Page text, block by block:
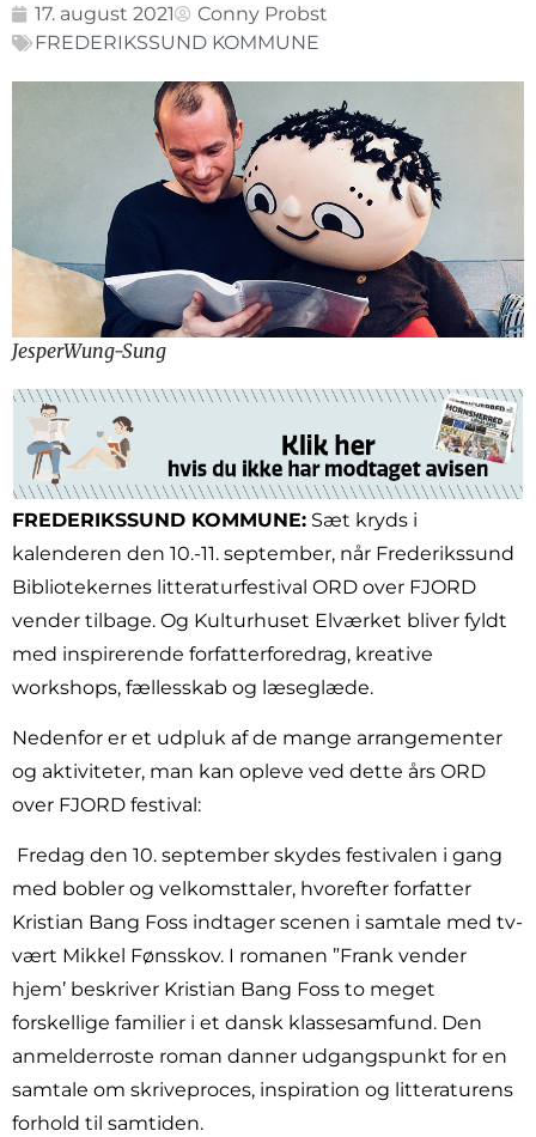
17. august 2021
Conny Probst
FREDERIKSSUND KOMMUNE
JesperWung-Sung
FREDERIKSSUND KOMMUNE: Sæt kryds i
kalenderen den 10.-11. september, når Frederikssund
Bibliotekernes litteraturfestival ORD over FJORD
vender tilbage. Og Kulturhuset Elværket bliver fyldt
med inspirerende forfatterforedrag, kreative
workshops, fællesskab og læseglæde.
Nedenfor er et udpluk af de mange arrangementer
og aktiviteter, man kan opleve ved dette års ORD
over FJORD festival:
Fredag den 10. september skydes festivalen i gang
med bobler og velkomsttaler, hvorefter forfatter
Kristian Bang Foss indtager scenen i samtale med tv-
vært Mikkel Fønsskov. I romanen ”Frank vender
hjem’ beskriver Kristian Bang Foss to meget
forskellige familier i et dansk klassesamfund. Den
anmelderroste roman danner udgangspunkt for en
samtale om skriveproces, inspiration og litteraturens
forhold til samtiden.